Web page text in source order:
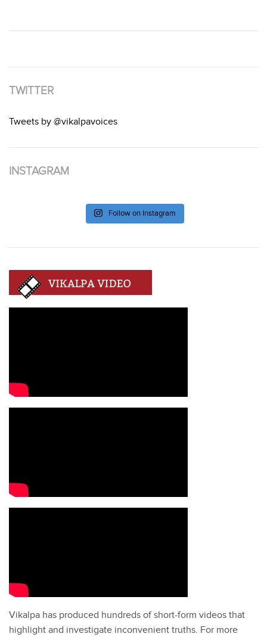
TWITTER
Tweets by @vikalpavoices
INSTAGRAM
Follow on Instagram
Vikalpa has produced hundreds of short-form videos that
highlight and investigate inconvenient truths. For more